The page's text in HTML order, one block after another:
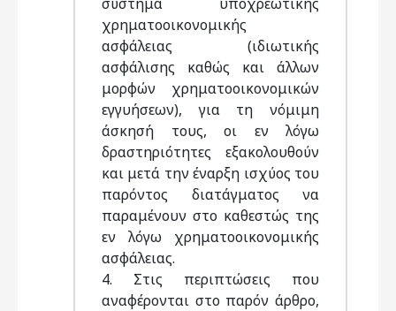
χρηματοοικονομικής
ασφάλειας (ιδιωτικής
ασφάλισης καθώς και άλλων
μορφών χρηματοοικονομικών
εγγυήσεων), για τη νόμιμη
άσκησή τους, οι εν λόγω
δραστηριότητες εξακολουθούν
και μετά την έναρξη ισχύος του
παρόντος διατάγματος να
παραμένουν στο καθεστώς της
εν λόγω χρηματοοικονομικής
ασφάλειας.
4. Στις περιπτώσεις που
αναφέρονται στο παρόν άρθρο,